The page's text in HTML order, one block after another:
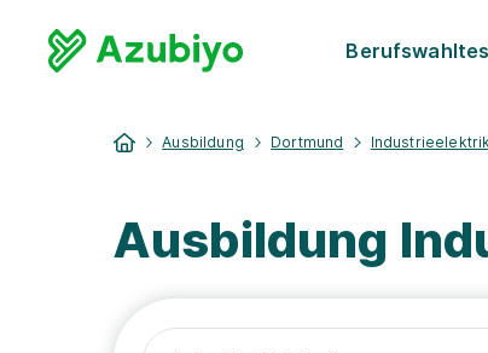
Ausbildung Dortmund
Ausbildung